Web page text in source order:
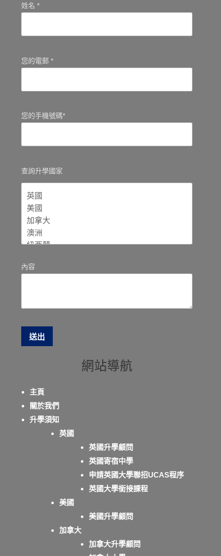
姓名 *
您的電郵 *
您的手機號碼*
查詢升學國家
內容
網站導航
主頁
關於我們
升學須知
英國
英國升學顧問
英國寄宿中學
申請英國大學聯招UCAS程序
英國大學銜接課程
美國
美國升學顧問
加拿大
加拿大升學顧問